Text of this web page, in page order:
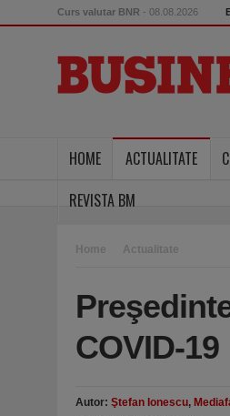
Curs valutar BNR - 08.08.2026
HOME ACTUALITATE
REVISTA BM
Home Actualitate
COVID-19
Autor: Ştefan Ionescu,